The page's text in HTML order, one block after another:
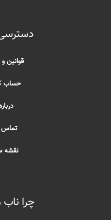
قوانین
حساب
تماس
نقشه
چرا